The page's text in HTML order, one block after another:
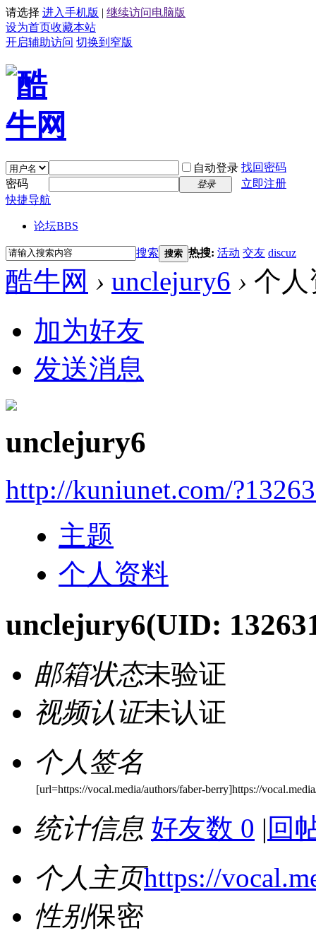
请选择 进入手机版 | 继续访问电脑版
设为首页收藏本站
开启辅助访问 切换到窄版
自动登录 找回密码
密码
登录
立即注册
快捷导航
论坛BBS
搜索 搜索 热搜: 活动 交友 discuz
酷牛网 › unclejury6 › 个人
加为好友
发送消息
unclejury6
http://kuniunet.com/
主题
个人资料
unclejury6(UID:
邮箱状态未验证
视频认证未认证
个人签名
[url=https://vocal.media/authors/faber-berry]https://
统计信息 好友数 0 | 回
个人主页https://
性别保密